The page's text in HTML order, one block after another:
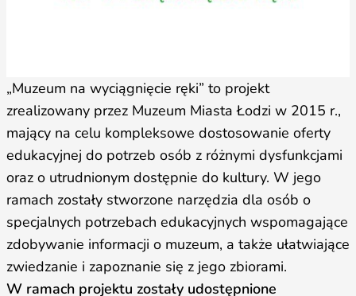
„Muzeum na wyciągnięcie ręki” to projekt
zrealizowany przez Muzeum Miasta Łodzi w 2015 r.,
mający na celu kompleksowe dostosowanie oferty
edukacyjnej do potrzeb osób z różnymi dysfunkcjami
oraz o utrudnionym dostępnie do kultury. W jego
ramach zostały stworzone narzędzia dla osób o
specjalnych potrzebach edukacyjnych wspomagające
zdobywanie informacji o muzeum, a także ułatwiające
zwiedzanie i zapoznanie się z jego zbiorami.
W ramach projektu zostały udostępnione